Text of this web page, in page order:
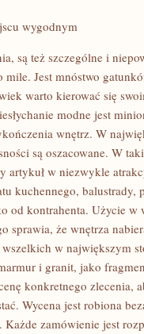
wygodnym
są też szczególne i
mile. Jest mnóstwo
warto kierować się
modne jest
wnętrz. W
są oszacowane. W
artykuł w niezwykle
kuchennego, balustrady,
od kontrahenta. Użycie w
sprawia, że wnętrza
w największym
i granit, jako
konkretnego zlecenia,
Wycena jest robiona
zamówienie jest